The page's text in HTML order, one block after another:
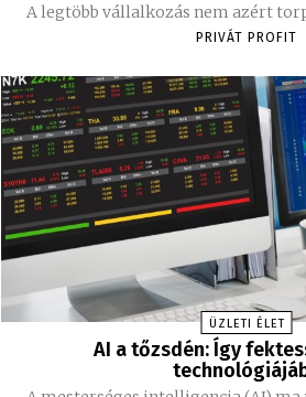
A legtöbb vállalkozás nem azért
PRIVÁT PROFIT
ÜZLETI ÉLET
AI a tőzsdén: Így